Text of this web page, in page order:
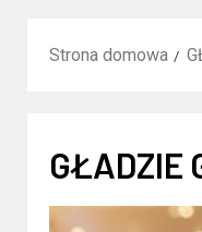
Strona domowa
GŁADZIE